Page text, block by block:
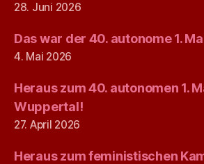
28. Juni 2026
Das war der 40. autonome 1.
4. Mai 2026
Heraus zum 40. autonomen 1.
Wuppertal!
27. April 2026
Heraus zum feministischen